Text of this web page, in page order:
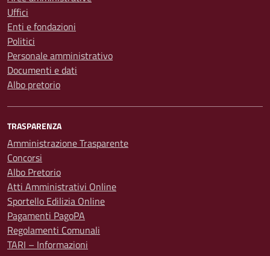
Uffici
Enti e fondazioni
Politici
Personale amministrativo
Documenti e dati
Albo pretorio
TRASPARENZA
Amministrazione Trasparente
Concorsi
Albo Pretorio
Atti Amministrativi Online
Sportello Edilizia Online
Pagamenti PagoPA
Regolamenti Comunali
TARI – Informazioni